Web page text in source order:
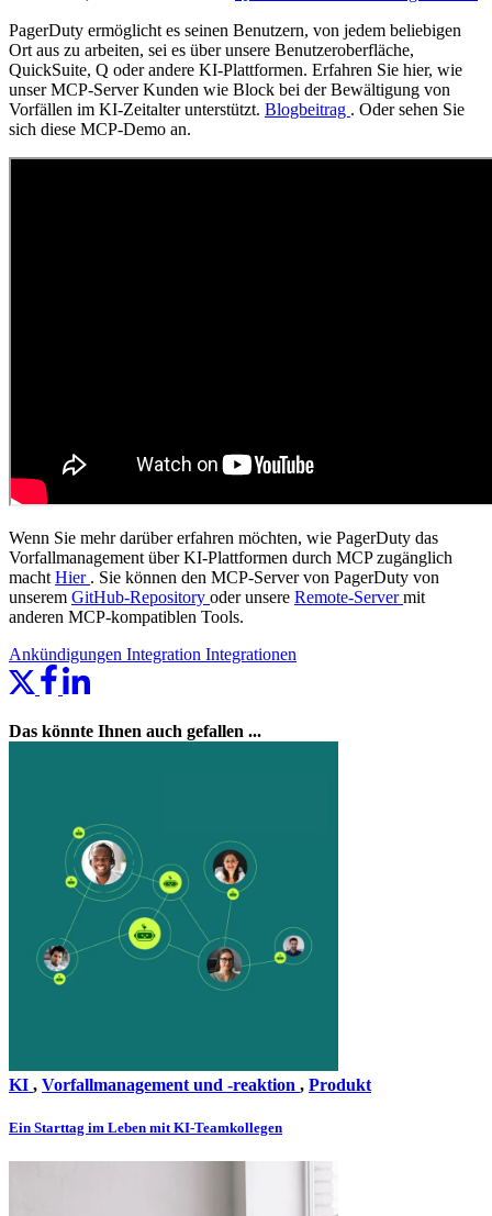
PagerDuty ermöglicht es seinen Benutzern, von jedem beliebigen
Ort aus zu arbeiten, sei es über unsere Benutzeroberfläche,
QuickSuite, Q oder andere KI-Plattformen. Erfahren Sie hier, wie
unser MCP-Server Kunden wie Block bei der Bewältigung von
Vorfällen im KI-Zeitalter unterstützt. Blogbeitrag . Oder sehen Sie
sich diese MCP-Demo an.
Wenn Sie mehr darüber erfahren möchten, wie PagerDuty das
Vorfallmanagement über KI-Plattformen durch MCP zugänglich
macht Hier . Sie können den MCP-Server von PagerDuty von
unserem GitHub-Repository oder unsere Remote-Servermit
anderen MCP-kompatiblen Tools.
Ankündigungen Integration Integrationen
Das könnte Ihnen auch gefallen ...
KI , Vorfallmanagement und -reaktion , Produkt
Ein Starttag im Leben mit KI-Teamkollegen